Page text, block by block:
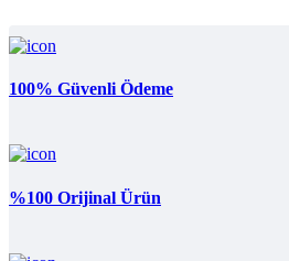
100% Güvenli Ödeme
%100 Orijinal Ürün